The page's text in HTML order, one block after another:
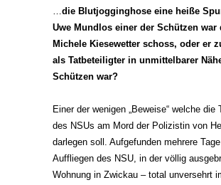
…die Blutjogginghose eine heiße
Uwe Mundlos einer der Schützen war
Michele Kiesewetter schoss, oder er
als Tatbeteiligter in unmittelbarer
Schützen war?
Einer der wenigen „Beweise“ welche die
des NSUs am Mord der Polizistin von
darlegen soll. Aufgefunden mehrere
Auffliegen des NSU, in der völlig
Wohnung in Zwickau – total unversehrt